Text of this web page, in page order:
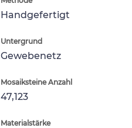
Handgefertigt
Untergrund
Gewebenetz
Mosaiksteine Anzahl
47,123
Materialstärke